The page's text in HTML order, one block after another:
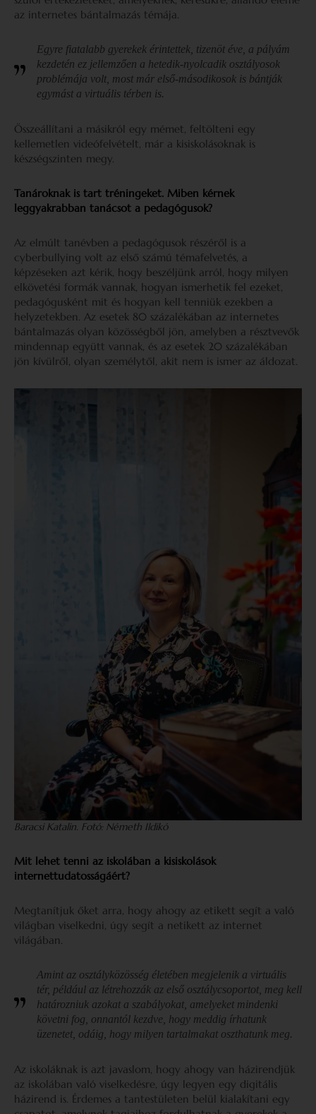
az internetes bántalmazás témája.
Egyre fiatalabb gyerekek érintettek, tizenöt éve, a pályám
kezdetén ez jellemzően a hetedik-nyolcadik osztályosok
problémája volt, most már első-másodikosok is bántják
egymást a virtuális térben is.
Összeállítani a másikról egy mémet, feltölteni egy
kellemetlen videófelvételt, már a kisiskolásoknak is
készségszinten megy.
Tanároknak is tart tréningeket. Miben kérnek
leggyakrabban tanácsot a pedagógusok?
Az elmúlt tanévben a pedagógusok részéről is a
cyberbullying volt az első számú témafelvetés, a
képzéseken azt kérik, hogy beszéljünk arról, hogy milyen
elkövetési formák vannak, hogyan ismerhetik fel ezeket,
pedagógusként mit és hogyan kell tenniük ezekben a
helyzetekben. Az esetek 80 százalékában az internetes
bántalmazás olyan közösségből jön, amelyben a résztvevők
mindennap együtt vannak, és az esetek 20 százalékában
jön kívülről, olyan személytől, akit nem is ismer az áldozat.
Baracsi Katalin. Fotó: Németh Ildikó
Mit lehet tenni az iskolában a kisiskolások
internettudatosságáért?
Megtanítjuk őket arra, hogy ahogy az etikett segít a való
világban viselkedni, úgy segít a netikett az internet
világában.
Amint az osztályközösség életében megjelenik a virtuális
tér, például az létrehozzák az első osztálycsoportot, meg kell
határozniuk azokat a szabályokat, amelyeket mindenki
követni fog, onnantól kezdve, hogy meddig írhatunk
üzenetet, odáig, hogy milyen tartalmakat oszthatunk meg.
Az iskoláknak is azt javaslom, hogy ahogy van házirendjük
az iskolában való viselkedésre, úgy legyen egy digitális
házirend is. Érdemes a tantestületen belül kialakítani egy